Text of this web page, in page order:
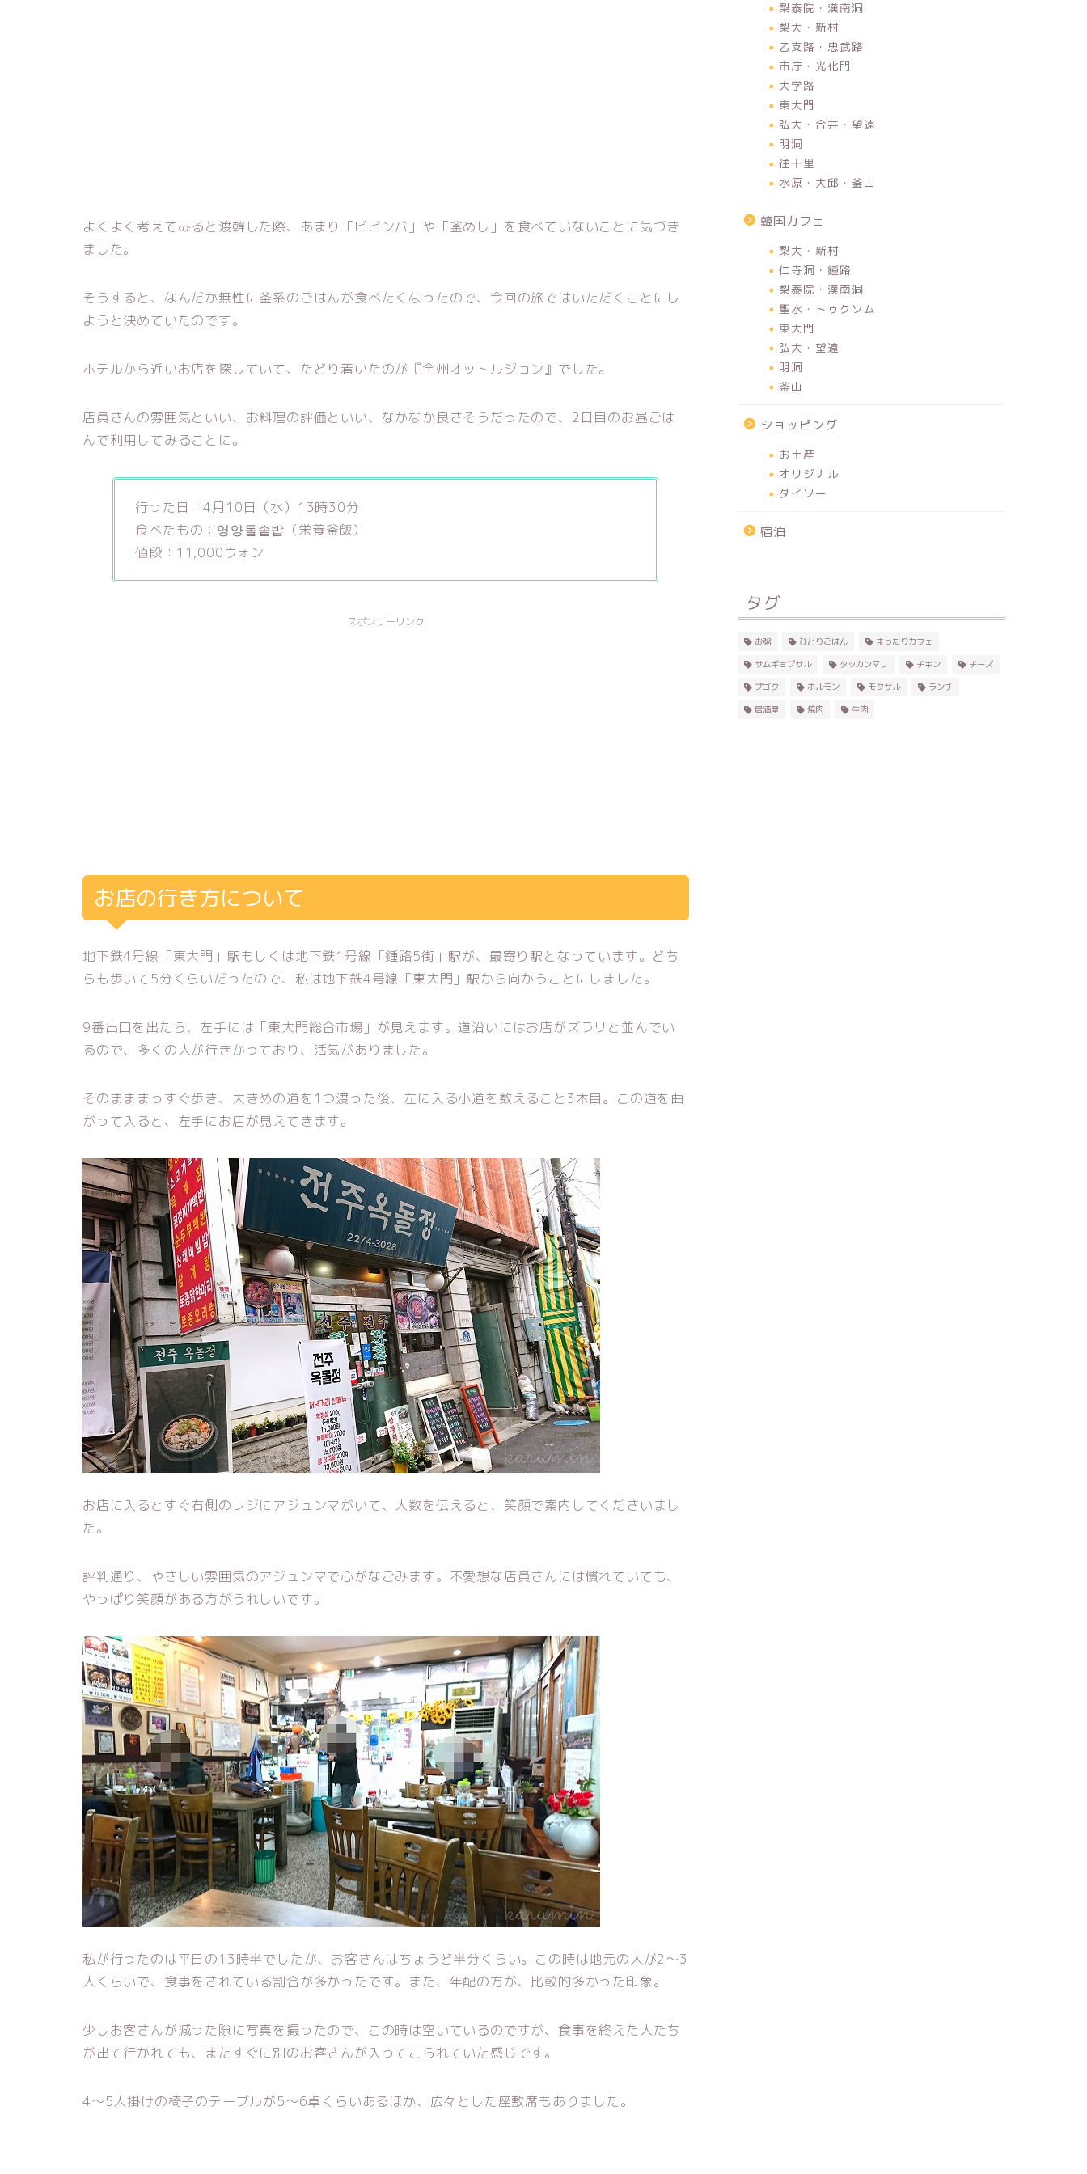
よくよく考えてみると渡韓した際、あまり「ビビンバ」や「釜めし」を食べていないことに気づき
ました。
そうすると、なんだか無性に釜系のごはんが食べたくなったので、今回の旅ではいただくことにし
ようと決めていたのです。
ホテルから近いお店を探していて、たどり着いたのが『全州オットルジョン』でした。
店員さんの雰囲気といい、お料理の評価といい、なかなか良さそうだったので、2日目のお昼ごは
んで利用してみることに。
行った日：4月10日（水）13時30分
食べたもの：영양돌솥밥（栄養釜飯）
値段：11,000ウォン
スポンサーリンク
お店の行き方について
地下鉄4号線「東大門」駅もしくは地下鉄1号線「鍾路5街」駅が、最寄り駅となっています。どち
らも歩いて5分くらいだったので、私は地下鉄4号線「東大門」駅から向かうことにしました。
9番出口を出たら、左手には「東大門総合市場」が見えます。道沿いにはお店がズラリと並んでい
るので、多くの人が行きかっており、活気がありました。
そのまままっすぐ歩き、大きめの道を1つ渡った後、左に入る小道を数えること3本目。この道を曲
がって入ると、左手にお店が見えてきます。
お店に入るとすぐ右側のレジにアジュンマがいて、人数を伝えると、笑顔で案内してくださいまし
た。
評判通り、やさしい雰囲気のアジュンマで心がなごみます。不愛想な店員さんには慣れていても、
やっぱり笑顔がある方がうれしいです。
私が行ったのは平日の13時半でしたが、お客さんはちょうど半分くらい。この時は地元の人が2～3
人くらいで、食事をされている割合が多かったです。また、年配の方が、比較的多かった印象。
少しお客さんが減った隙に写真を撮ったので、この時は空いているのですが、食事を終えた人たち
が出て行かれても、またすぐに別のお客さんが入ってこられていた感じです。
4～5人掛けの椅子のテーブルが5～6卓くらいあるほか、広々とした座敷席もありました。
梨泰院・漢南洞
梨大・新村
乙支路・忠武路
市庁・光化門
大学路
東大門
弘大・合井・望遠
明洞
往十里
水原・大邱・釜山
韓国カフェ
梨大・新村
仁寺洞・鍾路
梨泰院・漢南洞
聖水・トゥクソム
東大門
弘大・望遠
明洞
釜山
ショッピング
お土産
オリジナル
ダイソー
宿泊
タグ
お粥 ひとりごはん
まったりカフェ
サムギョプサル
タッカンマリ チキン
チーズ
プゴク
ホルモン モクサル
ランチ
居酒屋
焼肉 牛肉